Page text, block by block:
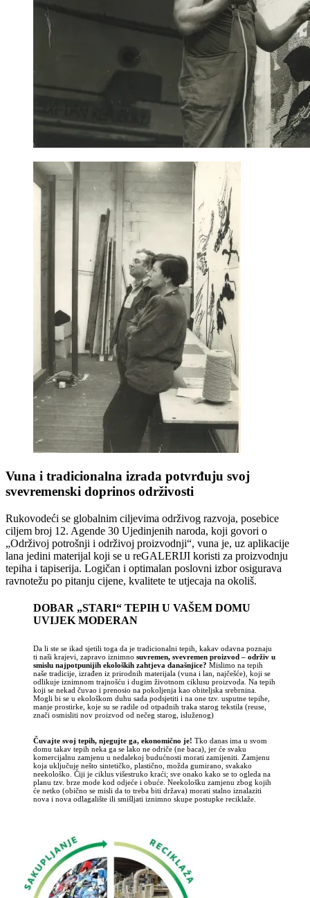
Vuna i tradicionalna izrada potvrđuju svoj
svevremenski doprinos održivosti
Rukovodeći se globalnim ciljevima održivog razvoja, posebice
ciljem broj 12. Agende 30 Ujedinjenih naroda, koji govori o
„Održivoj potrošnji i održivoj proizvodnji“, vuna je, uz aplikacije
lana jedini materijal koji se u reGALERIJI koristi za proizvodnju
tepiha i tapiserija. Logičan i optimalan poslovni izbor osigurava
ravnotežu po pitanju cijene, kvalitete te utjecaja na okoliš.
DOBAR „STARI“ TEPIH U VAŠEM DOMU
UVIJEK MODERAN
Da li ste se ikad sjetili toga da je tradicionalni tepih, kakav odavna poznaju
ti naši krajevi, zapravo iznimno suvremen, svevremen proizvod – održiv u
smislu najpotpunijih ekoloških zahtjeva današnjice? Mislimo na tepih
naše tradicije, izrađen iz prirodnih materijala (vuna i lan, najčešće), koji se
odlikuje iznimnom trajnošću i dugim životnom ciklusu proizvoda. Na tepih
koji se nekad čuvao i prenosio na pokoljenja kao obiteljska srebrnina.
Mogli bi se u ekološkom duhu sada podsjetiti i na one tzv. usputne tepihe,
manje prostirke, koje su se radile od otpadnih traka starog tekstila (reuse,
znači osmisliti nov proizvod od nečeg starog, isluženog)
Čuvajte svoj tepih, njegujte ga, ekonomično je! Tko danas ima u svom
domu takav tepih neka ga se lako ne odriče (ne baca), jer će svaku
komercijalnu zamjenu u nedalekoj budućnosti morati zamijeniti. Zamjenu
koja uključuje nešto sintetičko, plastično, možda gumirano, svakako
neekološko. Čiji je ciklus višestruko kraći; sve onako kako se to ogleda na
planu tzv. brze mode kod odjeće i obuće. Neekološku zamjenu zbog kojih
će netko (obično se misli da to treba biti država) morati stalno iznalaziti
nova i nova odlagalište ili smišljati iznimno skupe postupke reciklaže.